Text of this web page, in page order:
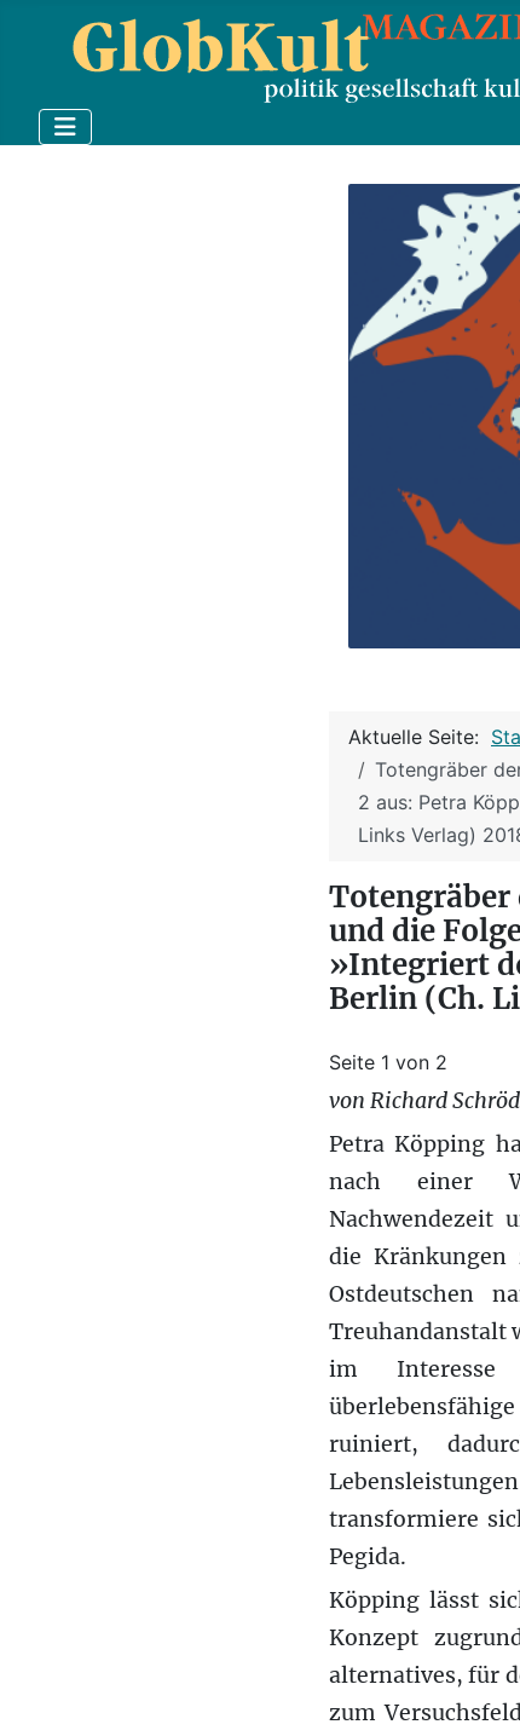
Aktuelle Seite:
Totengräber
2 aus: Petra
Links Verlag)
Totengräber
und die
»Integriert
Berlin (Ch.
Seite 1 von 2
von Richard
Petra Köpping
nach einer
Nachwendezeit
die
Ostdeutschen
Treuhandanstalt
im Interesse
ruiniert,
transformiere
Pegida.
Köpping lässt
Konzept
alternatives, für
zum